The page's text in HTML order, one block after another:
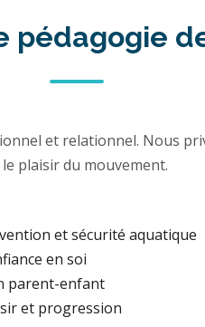
pédagogie
et relationnel. Nous
plaisir du mouvement.
et sécurité aquatique
en soi
parent-enfant
et progression